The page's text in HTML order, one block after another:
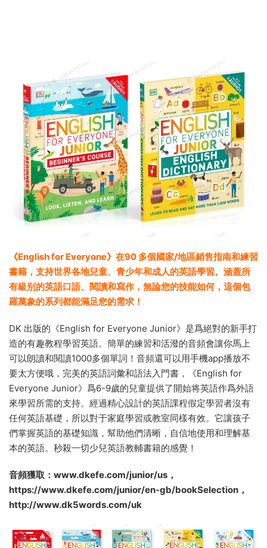
《English for Everyone》在90 多個國家/地區銷售指南和練習
書籍，支持世界各地兒童、青少年和成人的英語學習。涵蓋所
有級别的英語口語、閱讀和寫作，無論您的技能如何，這個包
羅萬象的系列都能滿足您的需求！
DK 出版的《English for Everyone Junior》是爲絕對的新手打
造的有趣教程學習英語。簡單的練習和活潑的音頻會讓你馬上
可以朗讀和閱讀1000多個單詞！音頻還可以用手機app播放不
要太方便哦，完美的英語詞彙和語法入門書，《English for
Everyone Junior》爲6-9歲的兒童提供了開始将英語作爲外語
來學習所需的支持。經過精心設計的英語課程假定學習者沒有
任何英語基礎，所以對于家庭學習或教室同樣有效。它讓孩子
們掌握英語的基礎知識，幫助他們清晰，自信地使用和理解基
本的英語。秒殺一切少兒英語教輔書籍的感覺！
音頻獲取：www.dkefe.com/junior/us，
https://www.dkefe.com/junior/en-gb/bookSelection，
http://www.dk5words.com/uk